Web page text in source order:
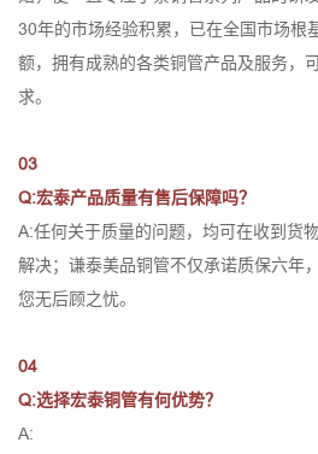
30年的市场经验积累，已在全国市场根
额，拥有成熟的各类铜管产品及服务，
求。
03
Q:宏泰产品质量有售后保障吗？
A:任何关于质量的问题，均可在收到货
解决；谦泰美品铜管不仅承诺质保六年
您无后顾之忧。
04
Q:选择宏泰铜管有何优势？
A: